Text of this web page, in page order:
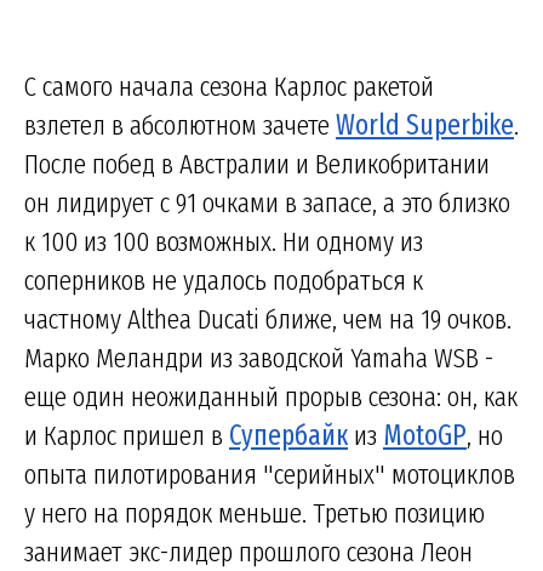
С самого начала сезона Карлос ракетой
взлетел в абсолютном зачете World Superbike.
После побед в Австралии и Великобритании
он лидирует с 91 очками в запасе, а это близко
к 100 из 100 возможных. Ни одному из
соперников не удалось подобраться к
частному Althea Ducati ближе, чем на 19 очков.
Марко Меландри из заводской Yamaha WSB -
еще один неожиданный прорыв сезона: он, как
и Карлос пришел в Супербайк из MotoGP, но
опыта пилотирования "серийных" мотоциклов
у него на порядок меньше. Третью позицию
занимает экс-лидер прошлого сезона Леон